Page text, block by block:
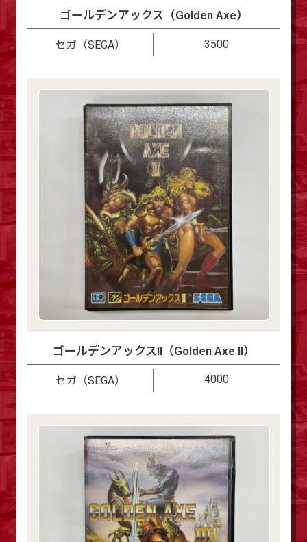
ゴールデンアックス（Golden Axe）
セガ（SEGA） 3500
ゴールデンアックスII（Golden Axe II）
セガ（SEGA） 4000